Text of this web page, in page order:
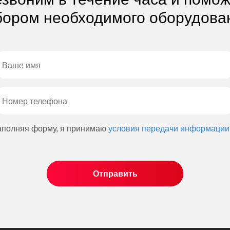
необходимого
форму, я принимаю условия передачи информации